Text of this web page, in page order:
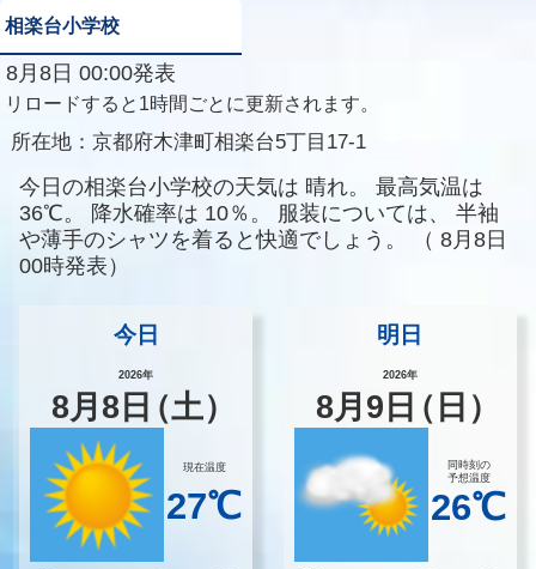
相楽台小学校
8月8日 00:00発表
リロードすると1時間ごとに更新されます。
所在地： 京都府木津町相楽台5丁目17-1
今日の相楽台小学校の天気は 晴れ。
最高気温は
36℃。
降水確率は 10％。 服装については、
半袖
や薄手のシャツを着ると快適でしょう。
（ 8月8日
00時発表）
今日
2026年
8月8 日（土）
現在温度
27℃
明日
2026年
8月 9 日（日）
同時刻の
予想温度
26℃